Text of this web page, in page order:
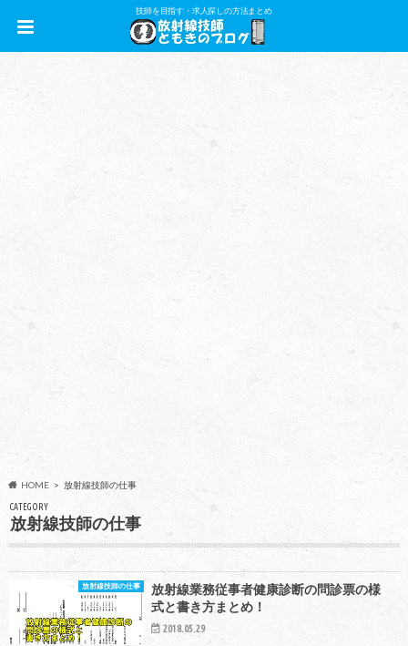
技師を目指す・求人探しの方法まとめ
HOME 放射線技師の仕事
CATEGORY
放射線技師の仕事
放射線技師の仕事
放射線業務従事者健康診断の問診票の様
式と書き方まとめ！
2018.05.29